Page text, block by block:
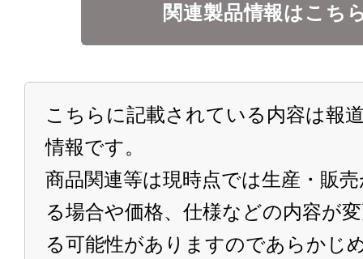
関連製品情報はこち
こちらに記載されている内容は報
情報です。
商品関連等は現時点では生産・販
る場合や価格、仕様などの内容が
る可能性がありますのであらかじ